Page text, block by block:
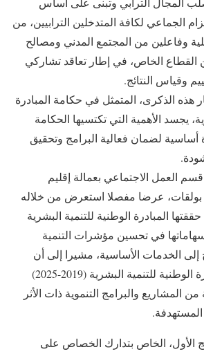
الجماعي لكافة المتدخلين الترابيين، من
وفاعلين من المجتمع المدني ومصالح
القطاع الخاص، في إطار تعاقد تشاركي
وقياس النتائج.
هذه الذكرى، المتمثل في حكامة المبادرة
يجسد الأهمية التي تكتسيها الحكامة
أساسية لضمان فعالية البرامج وتحقيق
العمل الاجتماعي بعمالة إقليم
بولقات، عرضا مفصلا استعرض من خلاله
حققتها المبادرة الوطنية للتنمية البشرية
في تحسين مؤشرات التنمية
إلى الخدمات الأساسية، مشيرا إلى أن
المرحلة الثالثة للمبادرة الوطنية للتنمية البشرية (2019-2025)
والبرامج التنموية ذات الأثر
المستهدفة.
الأول، الخاص بتدارك الخصاص على